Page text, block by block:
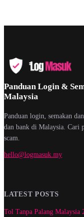
Panduan Login &
Malaysia
Panduan login, semakan
dan bank di Malaysia. Cari
scam.
hello@logmasuk.my
LATEST POSTS
Tol Tanpa Palang